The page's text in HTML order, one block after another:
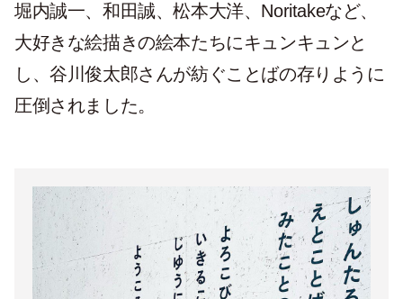
堀内誠一、和田誠、松本大洋、Noritakeなど、
大好きな絵描きの絵本たちにキュンキュンと
し、谷川俊太郎さんが紡ぐことばの存りように
圧倒されました。